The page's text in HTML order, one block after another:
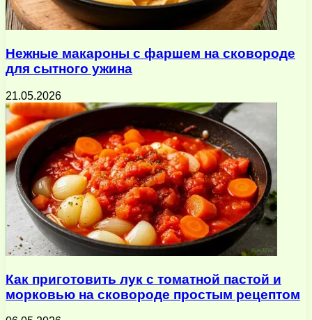
Нежные макароны с фаршем на сковороде
для сытного ужина
21.05.2026
Как приготовить лук с томатной пастой и
морковью на сковороде простым рецептом